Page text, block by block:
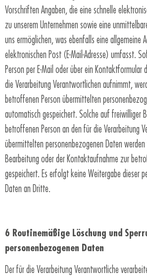
Vorschriften Angaben, die eine schnelle
zu unserem Unternehmen sowie eine
uns ermöglichen, was ebenfalls eine allgemeine
elektronischen Post (E-Mail-Adresse) umfasst.
Person per E-Mail oder über ein
die Verarbeitung Verantwortlichen aufnimmt,
betroffenen Person übermittelten
automatisch gespeichert. Solche auf freiwilliger
betroffenen Person an den für die Verarbeitung
übermittelten personenbezogenen Daten
Bearbeitung oder der Kontaktaufnahme zur
gespeichert. Es erfolgt keine Weitergabe dieser
Daten an Dritte.
6 Routinemäßige Löschung und
personenbezogenen Daten
Der für die Verarbeitung Verantwortliche